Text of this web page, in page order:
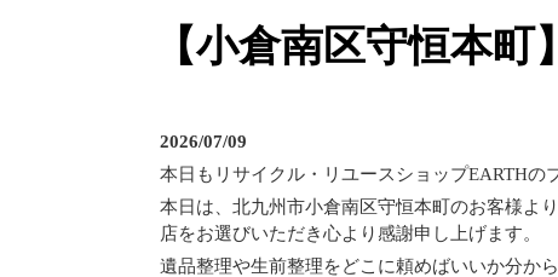
【小倉南区守恒本町】遺品整理の無料お見積りへ｜北九州で20年の実
2026/07/09
本日もリサイクル・リユースショップEARTHの
本日は、北九州市小倉南区守恒本町のお客様よ
店をお選びいただき心より感謝申し上げます。
遺品整理や生前整理をどこに頼めばいいか分か